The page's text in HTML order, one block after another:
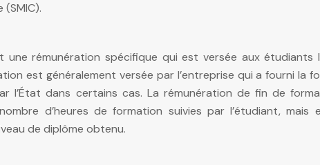
rémunération spécifique qui est versée aux étudiants
est généralement versée par l’entreprise qui a fourni la
l’État dans certains cas. La rémunération de fin de
d’heures de formation suivies par l’étudiant, mais
de diplôme obtenu.